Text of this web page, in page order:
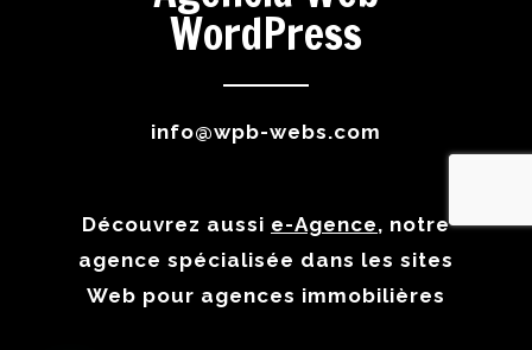
WordPress
info@wpb-webs.com
Découvrez aussi e-Agence, notre
agence spécialisée dans les sites
Web pour agences immobilières